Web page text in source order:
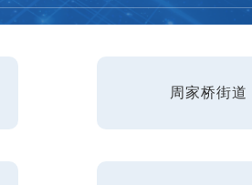
周家桥街道